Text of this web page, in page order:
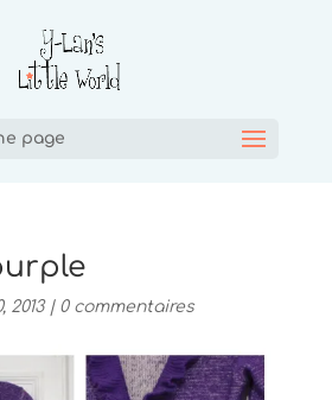
page
2013| 0 commentaires